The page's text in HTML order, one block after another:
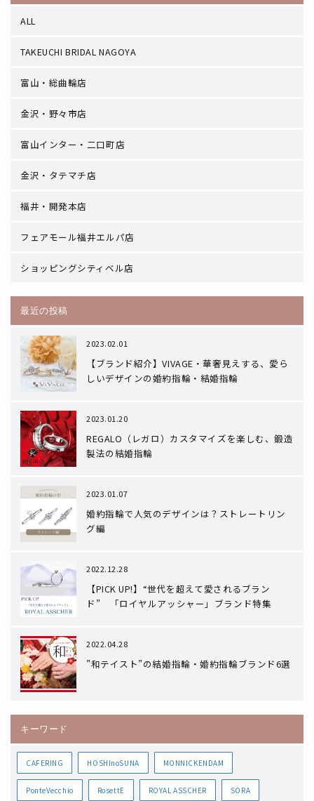
ALL
TAKEUCHI BRIDAL NAGOYA
富山・総曲輪店
金沢・野々市店
富山インター・二口町店
金沢・タテマチ店
福井・開発本店
フェアモール福井エルパ店
ショッピングシティベル店
最近の投稿
2023.02.01
【ブランド紹介】VIVAGE・華奢見えする、愛ら
しいデザインの婚約指輪・結婚指輪
2023.01.20
REGALO（レガロ）カスタマイズを楽しむ、鍛造
製法の結婚指輪
2023.01.07
婚約指輪で人気のデザインは？ストレートリン
グ編
2022.12.28
【PICK UP!】“世代を超えて愛されるブラン
ド” 「ロイヤルアッシャー」ブランド特集
2022.04.28
”和テイスト”の結婚指輪・婚約指輪ブランド6選
キーワード
CAFERING HOSHInoSUNA MONNICKENDAM
PonteVecchio RosettE ROYAL ASSCHER SORA